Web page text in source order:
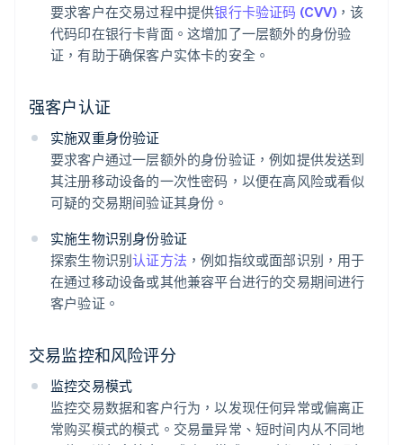
要求客户在交易过程中提供银行卡验证码 (CVV)，该
代码印在银行卡背面。这增加了一层额外的身份验
证，有助于确保客户实体卡的安全。
强客户认证
实施双重身份验证
要求客户通过一层额外的身份验证，例如提供发送到
其注册移动设备的一次性密码，以便在高风险或看似
可疑的交易期间验证其身份。
实施生物识别身份验证
探索生物识别认证方法 ，例如指纹或面部识别，用于
在通过移动设备或其他兼容平台进行的交易期间进行
客户验证。
交易监控和风险评分
监控交易模式
监控交易数据和客户行为，以发现任何异常或偏离正
常购买模式的模式。交易量异常、短时间内从不同地